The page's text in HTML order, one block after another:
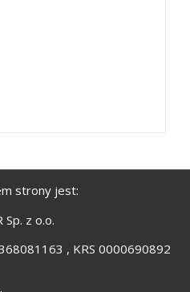
strony jest:
Sp. z o.o.
, KRS 0000690892